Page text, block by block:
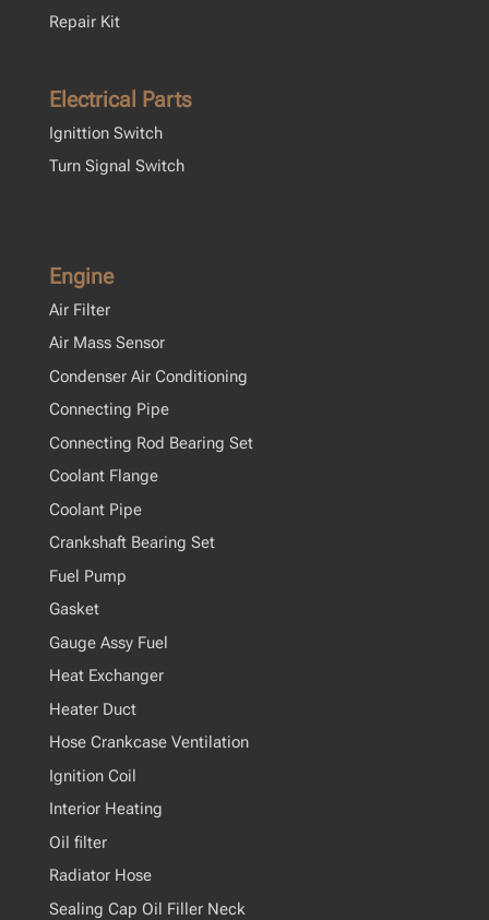
Repair Kit
Electrical Parts
Ignittion Switch
Turn Signal Switch
Engine
Air Filter
Air Mass Sensor
Condenser Air Conditioning
Connecting Pipe
Connecting Rod Bearing Set
Coolant Flange
Coolant Pipe
Crankshaft Bearing Set
Fuel Pump
Gasket
Gauge Assy Fuel
Heat Exchanger
Heater Duct
Hose Crankcase Ventilation
Ignition Coil
Interior Heating
Oil filter
Radiator Hose
Sealing Cap Oil Filler Neck